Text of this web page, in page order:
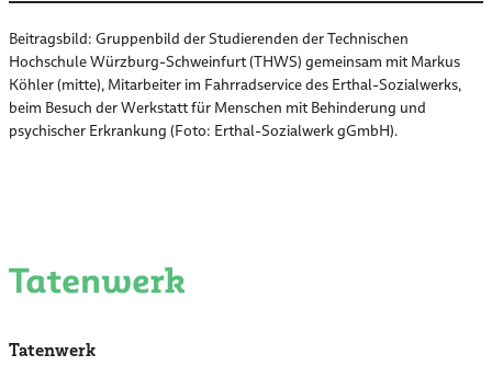
Beitragsbild: Gruppenbild der Studierenden der Technischen
Hochschule Würzburg-Schweinfurt (THWS) gemeinsam mit Markus
Köhler (mitte), Mitarbeiter im Fahrradservice des Erthal-Sozialwerks,
beim Besuch der Werkstatt für Menschen mit Behinderung und
psychischer Erkrankung (Foto: Erthal-Sozialwerk gGmbH).
Tatenwerk